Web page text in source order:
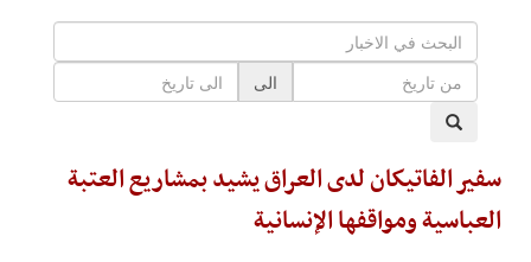
الى
سفير الفاتيكان لدى العراق يشيد بمشاريع العتبة
العباسية ومواقفها الإنسانية